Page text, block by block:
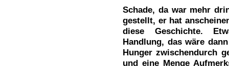
Schade, da war mehr
gestellt, er hat
diese Geschichte.
Handlung, das wäre
Hunger zwischendurch
und eine Menge